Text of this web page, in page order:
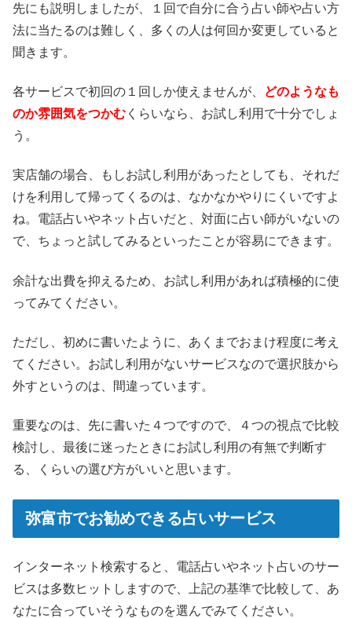
先にも説明しましたが、１回で自分に合う占い師や占い方
法に当たるのは難しく、多くの人は何回か変更していると
聞きます。
各サービスで初回の１回しか使えませんが、
どのようなも
のか雰囲気をつかむ くらいなら、お試し利用で十分でしょ
う。
実店舗の場合、もしお試し利用があったとしても、それだ
けを利用して帰ってくるのは、なかなかやりにくいですよ
ね。電話占いやネット占いだと、対面に占い師がいないの
で、ちょっと試してみるといったことが容易にできます。
余計な出費を抑えるため、お試し利用があれば積極的に使
ってみてください。
ただし、初めに書いたように、あくまでおまけ程度に考え
てください。お試し利用がないサービスなので選択肢から
外すというのは、間違っています。
重要なのは、先に書いた４つですので、４つの視点で比較
検討し、最後に迷ったときにお試し利用の有無で判断す
る、くらいの選び方がいいと思います。
弥富市でお勧めできる占いサービス
インターネット検索すると、電話占いやネット占いのサー
ビスは多数ヒットしますので、上記の基準で比較して、あ
なたに合っていそうなものを選んでみてください。